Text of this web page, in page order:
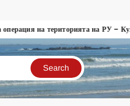
на територията на РУ –